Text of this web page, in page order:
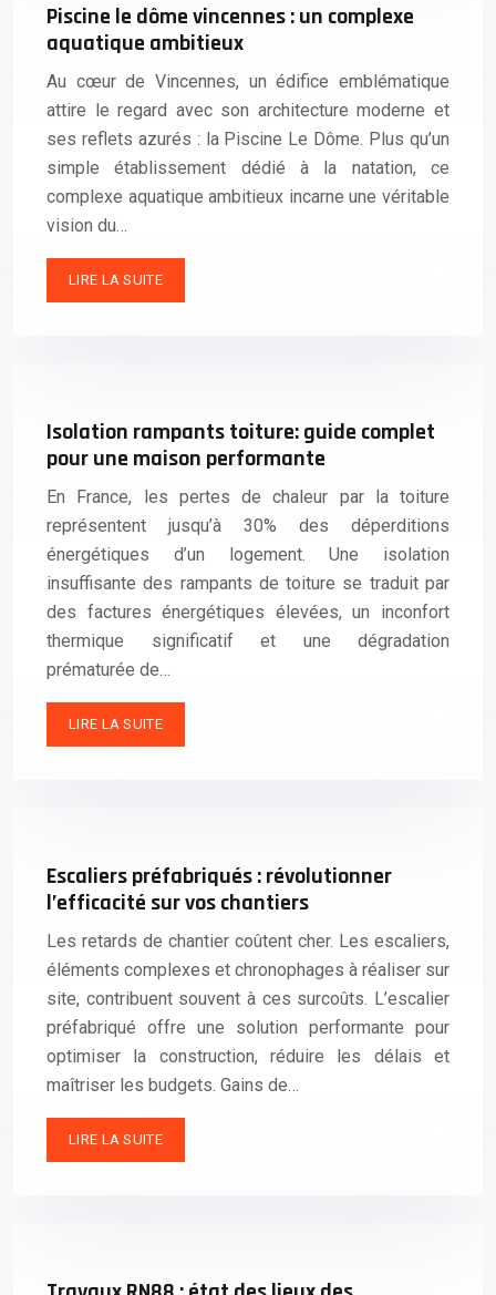
Piscine le dôme vincennes : un complexe
aquatique ambitieux
Au cœur de Vincennes, un édifice emblématique
attire le regard avec son architecture moderne et
ses reflets azurés : la Piscine Le Dôme. Plus qu’un
simple établissement dédié à la natation, ce
complexe aquatique ambitieux incarne une véritable
vision du…
LIRE LA SUITE
Isolation rampants toiture: guide complet
pour une maison performante
En France, les pertes de chaleur par la toiture
représentent jusqu’à 30% des déperditions
énergétiques d’un logement. Une isolation
insuffisante des rampants de toiture se traduit par
des factures énergétiques élevées, un inconfort
thermique significatif et une dégradation
prématurée de…
LIRE LA SUITE
Escaliers préfabriqués : révolutionner
l’efficacité sur vos chantiers
Les retards de chantier coûtent cher. Les escaliers,
éléments complexes et chronophages à réaliser sur
site, contribuent souvent à ces surcoûts. L’escalier
préfabriqué offre une solution performante pour
optimiser la construction, réduire les délais et
maîtriser les budgets. Gains de…
LIRE LA SUITE